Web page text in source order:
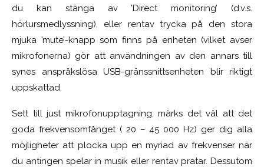
du kan stänga av ’Direct monitoring’ (d.v.s.
hörlursmedlyssning), eller rentav trycka på den stora
mjuka ’mute’-knapp som finns på enheten (vilket avser
mikrofonerna) gör att användningen av den annars till
synes anspråkslösa USB-gränssnittsenheten blir riktigt
uppskattad.
Sett till just mikrofonupptagning, märks det väl att det
goda frekvensomfånget ( 20 – 45 000 Hz) ger dig alla
möjligheter att plocka upp en myriad av frekvenser när
du antingen spelar in musik eller rentav pratar. Dessutom